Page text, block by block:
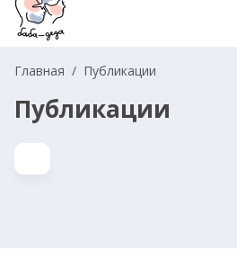
Главная Публикации
Публикации